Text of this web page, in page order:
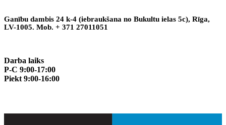
Ganību dambis 24 k-4 (iebraukšana no Bukultu ielas 5c), Rīga,
LV-1005. Mob. + 371 27011051
Darba laiks
P-C 9:00-17:00
Piekt 9:00-16:00